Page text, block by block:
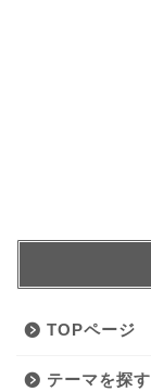
TOPページ
テーマを探す